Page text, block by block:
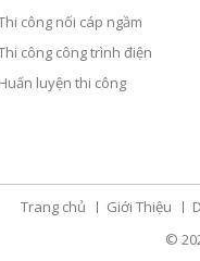
công nối cáp ngầm
công công trình điện
Huấn luyện thi công
Trang chủ Giới Thiệu
©